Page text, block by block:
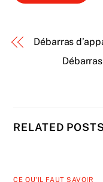
Débarras
RELATED POSTS
CE QU'IL FAUT SAVOIR